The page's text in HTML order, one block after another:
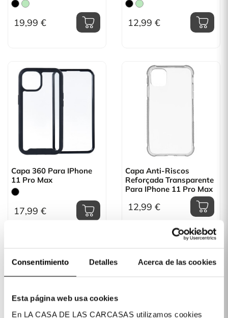
Consentimiento Detalles Acerca de las cookies
Esta página web usa cookies
En LA CASA DE LAS CARCASAS utilizamos cookies
19,99 € 12,99 €
Capa 360 Para IPhone
11 Pro Max
17,99 €
Capa Anti-Riscos
Reforçada Transparente
Para IPhone 11 Pro Max
12,99 €